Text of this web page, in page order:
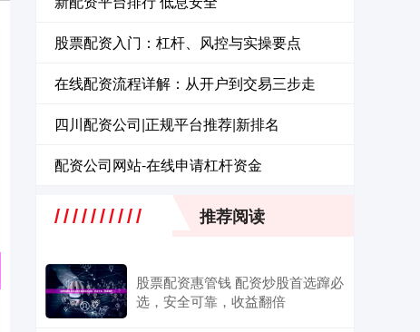
股票配资入门：杠杆、风控与实操要点
在线配资流程详解：从开户到交易三步走
四川配资公司|正规平台推荐|新排名
配资公司网站-在线申请杠杆资金
推荐阅读
股票配资惠管钱 配资炒股首选蹿必
选，安全可靠，收益翻倍